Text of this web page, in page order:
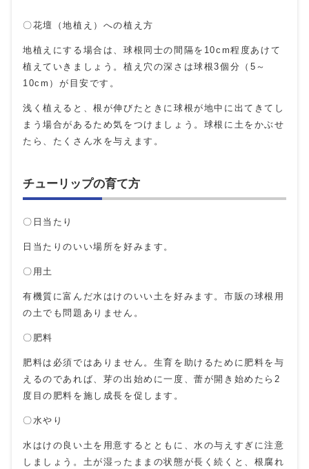
〇花壇（地植え）への植え方
地植えにする場合は、球根同士の間隔を10cm程度あけて
植えていきましょう。植え穴の深さは球根3個分（5～
10cm）が目安です。
浅く植えると、根が伸びたときに球根が地中に出てきてし
まう場合があるため気をつけましょう。球根に土をかぶせ
たら、たくさん水を与えます。
チューリップの育て方
〇日当たり
日当たりのいい場所を好みます。
〇用土
有機質に富んだ水はけのいい土を好みます。市販の球根用
の土でも問題ありません。
〇肥料
肥料は必須ではありません。生育を助けるために肥料を与
えるのであれば、芽の出始めに一度、蕾が開き始めたら2
度目の肥料を施し成長を促します。
〇水やり
水はけの良い土を用意するとともに、水の与えすぎに注意
しましょう。土が湿ったままの状態が長く続くと、根腐れ